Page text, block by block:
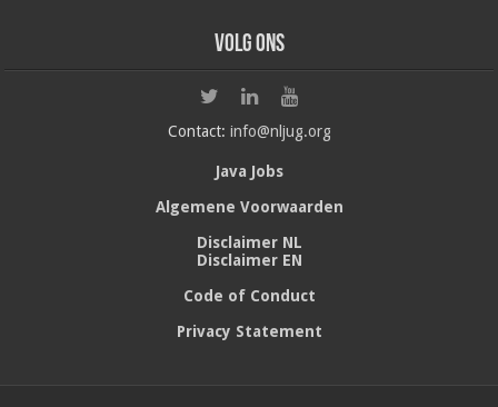
Volg ons
Contact: info@nljug.org
Java Jobs
Algemene Voorwaarden
Disclaimer NL
Disclaimer EN
Code of Conduct
Privacy Statement